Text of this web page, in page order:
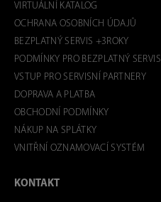
VIRTUÁLNÍ KATALOG
OCHRANA OSOBNÍCH ÚDAJŮ
BEZPLATNÝ SERVIS +3ROKY
PODMÍNKY PRO BEZPLATNÝ SERVIS
VSTUP PRO SERVISNÍ PARTNERY
DOPRAVA A PLATBA
OBCHODNÍ PODMÍNKY
NÁKUP NA SPLÁTKY
VNITŘNÍ OZNAMOVACÍ SYSTÉM
KONTAKT